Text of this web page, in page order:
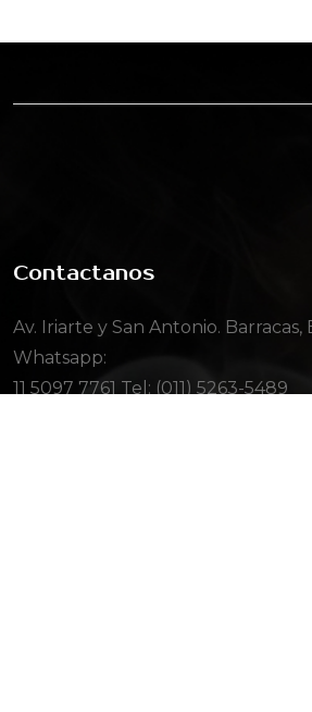
Contactanos
Av. Iriarte y San Antonio. Barracas,
Whatsapp:
11 5097 7761 Tel: (011) 5263-5489